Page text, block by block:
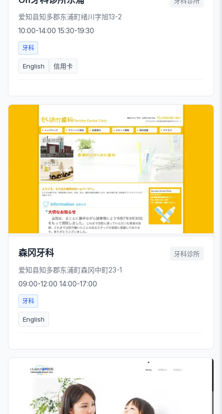
爱知县知多郡东浦町绪川字旭13-2
10:00-14:00 15:30-19:30
牙科
English 信用卡
森冈牙科 牙科诊所
爱知县知多郡东浦町森冈中町23-1
09:00-12:00 14:00-17:00
牙科
English